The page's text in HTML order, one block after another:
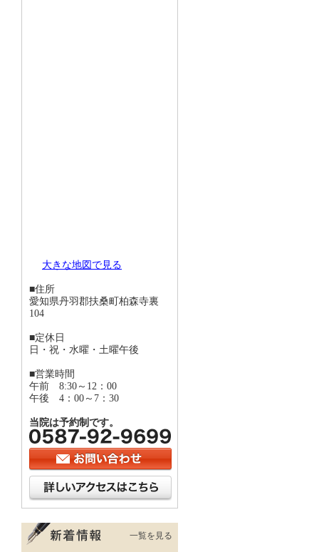
大きな地図で見る
■住所
愛知県丹羽郡扶桑町柏森寺裏
104
■定休日
日・祝・水曜・土曜午後
■営業時間
午前 8:30～12：00
午後 4：00～7：30
当院は予約制です。
一覧を見る